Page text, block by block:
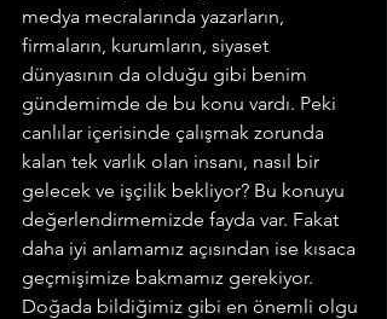
medya mecralarında yazarların,
firmaların, kurumların, siyaset
dünyasının da olduğu gibi benim
gündemimde de bu konu vardı. Peki
canlılar içerisinde çalışmak zorunda
kalan tek varlık olan insanı, nasıl bir
gelecek ve işçilik bekliyor? Bu konuyu
değerlendirmemizde fayda var. Fakat
daha iyi anlamamız açısından ise kısaca
geçmişimize bakmamız gerekiyor.
Doğada bildiğimiz gibi en önemli olgu